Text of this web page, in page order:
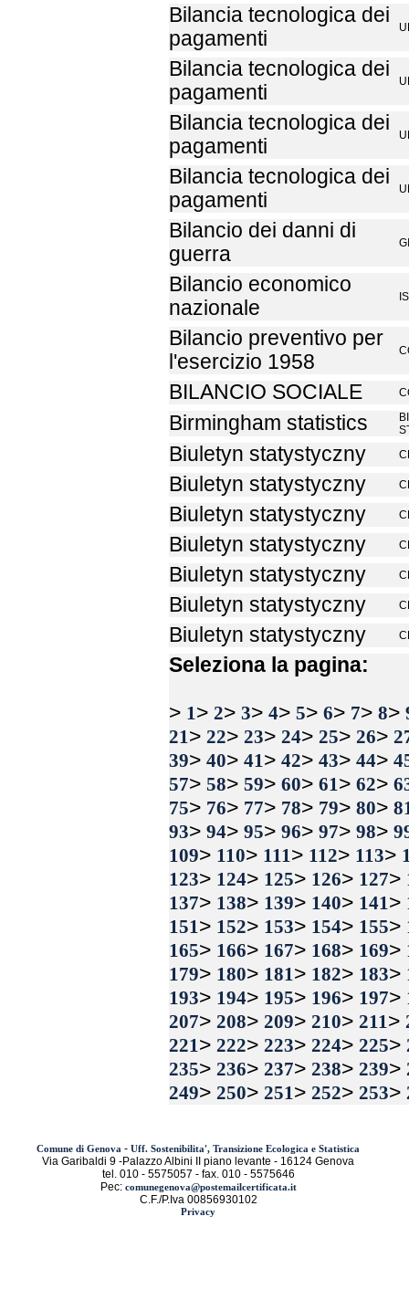
Bilancia tecnologica dei
pagamenti
Bilancia tecnologica dei
pagamenti
Bilancia tecnologica dei
pagamenti
Bilancia tecnologica dei
pagamenti
Bilancio dei danni di
guerra
Bilancio economico
nazionale
Bilancio preventivo per
l'esercizio 1958
BILANCIO SOCIALE
Birmingham statistics
Biuletyn statystyczny
Biuletyn statystyczny
Biuletyn statystyczny
Biuletyn statystyczny
Biuletyn statystyczny
Biuletyn statystyczny
Biuletyn statystyczny
Seleziona la pagina:
> 1 > 2> 3> 4> 5> 6> 7> 8>
21 > 22> 23> 24> 25> 26>
39> 40> 41 > 42> 43> 44>
57> 58> 59> 60> 61 > 62>
75> 76> 77> 78> 79> 80>
93> 94> 95> 96> 97> 98>
109> 110> 111 > 112> 113>
123> 124> 125> 126> 127>
137> 138> 139> 140> 141 >
151 > 152> 153> 154> 155>
165> 166> 167> 168> 169>
179> 180> 181 > 182> 183>
193> 194> 195> 196> 197>
207> 208> 209> 210> 211 >
221 > 222> 223> 224> 225>
235> 236> 237> 238> 239>
249> 250> 251 > 252> 253>
Comune di Genova - Uff. Sostenibilita', Transizione Ecologica e Statistica
Via Garibaldi 9 -Palazzo Albini II piano levante - 16124 Genova
tel. 010 - 5575057 - fax. 010 - 5575646
Pec: comunegenova@postemailcertificata.it
C.F./P.Iva 00856930102
Privacy